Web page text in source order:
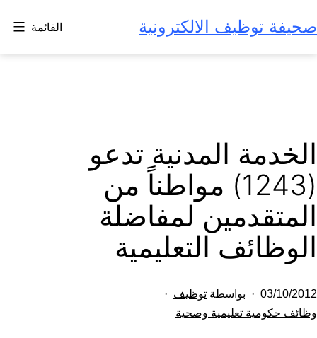
إلى
المحتوى
صحيفة توظيف الالكترونية القائمة
الخدمة المدنية تدعو
(1243) مواطناً من
المتقدمين لمفاضلة
الوظائف التعليمية
تم
النشر
03/10/2012 بواسطة توظيف
مصنف
وظائف حكومية تعليمية وصحية